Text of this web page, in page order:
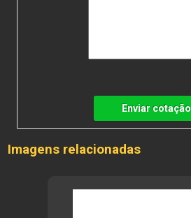
Enviar cotação
Imagens relacionadas